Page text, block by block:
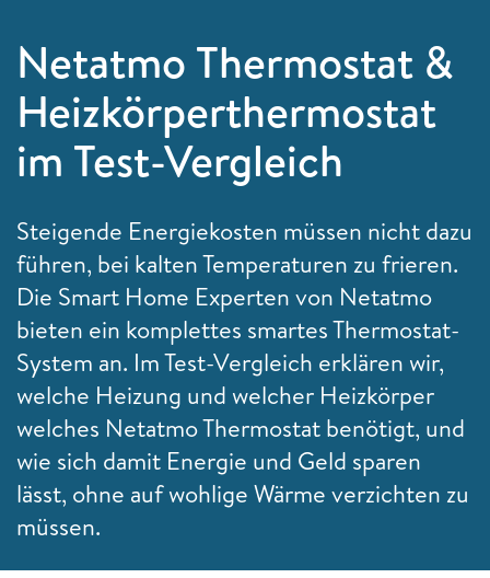
Netatmo Thermostat &
Heizkörperthermostat
im Test-Vergleich
Steigende Energiekosten müssen nicht dazu
führen, bei kalten Temperaturen zu frieren.
Die Smart Home Experten von Netatmo
bieten ein komplettes smartes Thermostat-
System an. Im Test-Vergleich erklären wir,
welche Heizung und welcher Heizkörper
welches Netatmo Thermostat benötigt, und
wie sich damit Energie und Geld sparen
lässt, ohne auf wohlige Wärme verzichten zu
müssen.